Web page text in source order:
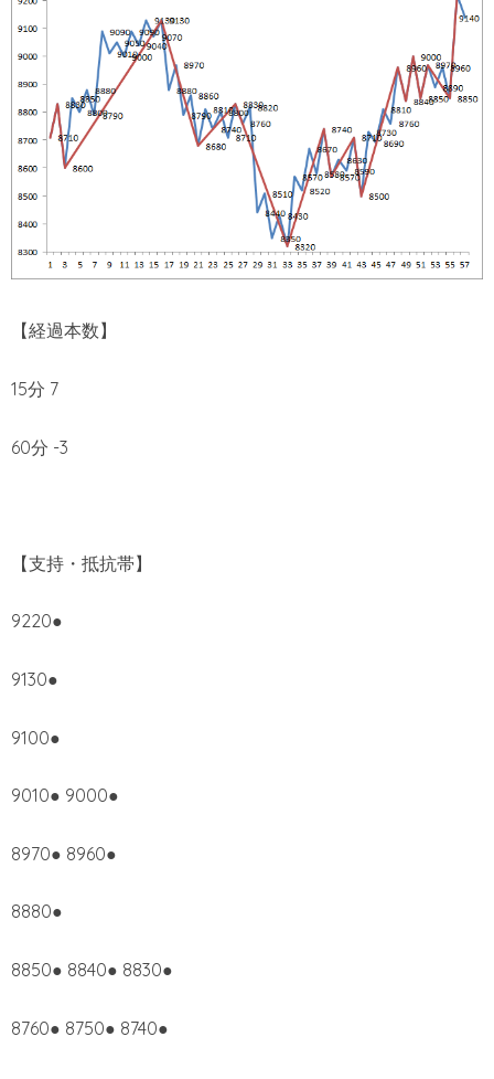
【経過本数】
15分 7
60分 -3
【支持・抵抗帯】
9220●
9130●
9100●
9010● 9000●
8970● 8960●
8880●
8850● 8840● 8830●
8760● 8750● 8740●